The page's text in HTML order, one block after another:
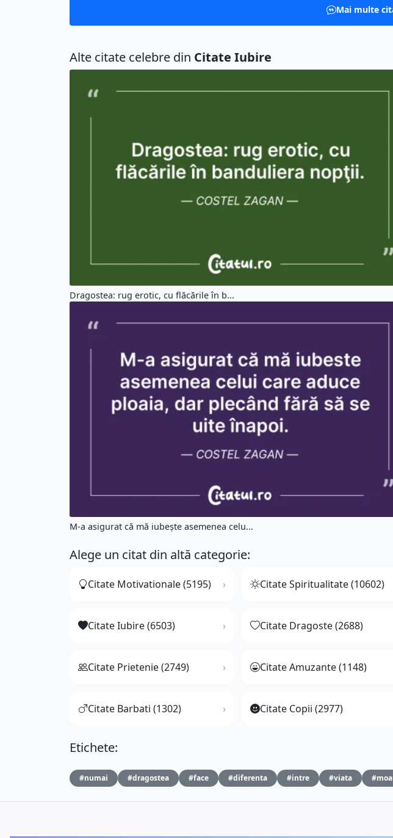
Mai multe
Alte citate celebre din Citate Iubire
Dragostea: rug erotic, cu flăcările în b...
M-a asigurat că mă iubește asemenea celu...
Alege un citat din altă categorie:
Citate Motivationale (5195) Citate Spiritualitate (10602)
Citate Iubire (6503) Citate Dragoste (2688)
Citate Prietenie (2749) Citate Amuzante (1148)
Citate Barbati (1302) Citate Copii (2977)
Etichete:
#numai #dragostea #face #diferenta #intre #viata